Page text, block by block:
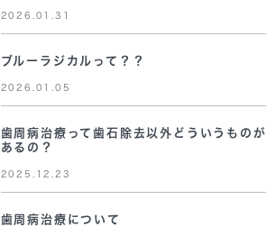
2026.01.31
ブルーラジカルって？？
2026.01.05
歯周病治療って歯石除去以外どういうものが
あるの？
2025.12.23
歯周病治療について